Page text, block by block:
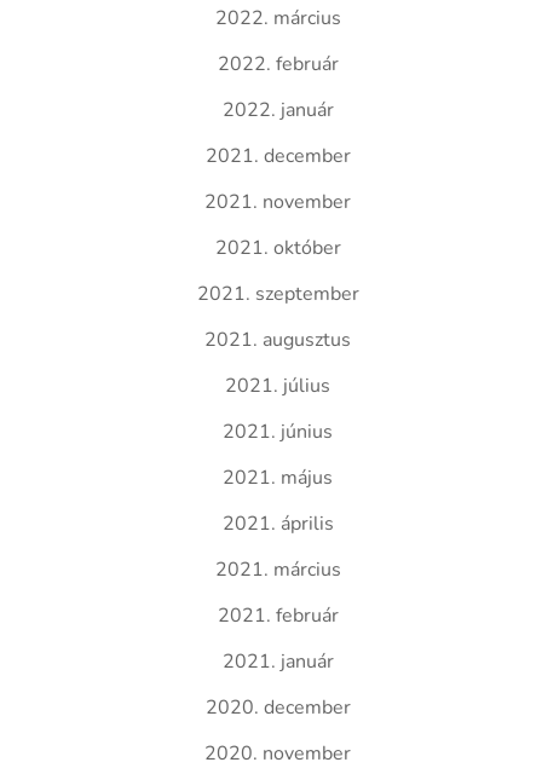
2022. március
2022. február
2022. január
2021. december
2021. november
2021. október
2021. szeptember
2021. augusztus
2021. július
2021. június
2021. május
2021. április
2021. március
2021. február
2021. január
2020. december
2020. november